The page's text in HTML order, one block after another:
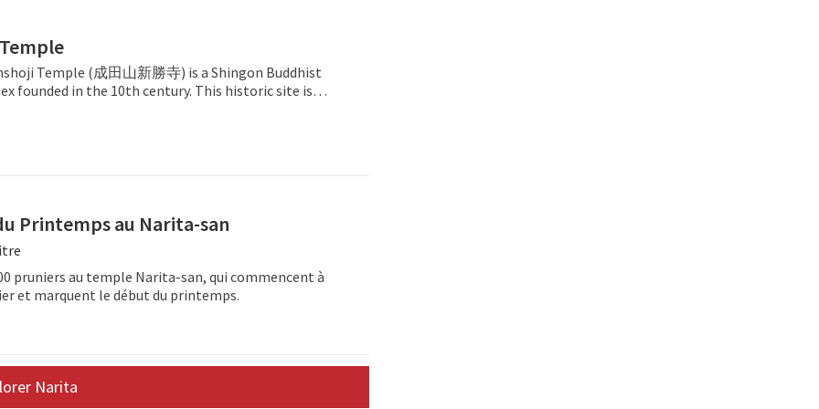
Temple (成田山新勝寺) is a Shingon Buddhist
founded in the 10th century. This historic site is
the station’s close proximity to Narita Airport, the
is a cultural experience in itself. After exiting JR
must walk along Omotesando, which is a
lined with traditional craft shops and restaurants —
grilled eel dishes. Once visitors reach the temple,
by Niomon Gate, a grand structure whose presence
and relics within. Explore Naritasan’s
some time to prayer for an immersive and
Printemps au Narita-san
pruniers au temple Narita-san, qui commencent à
et marquent le début du printemps.
Narita